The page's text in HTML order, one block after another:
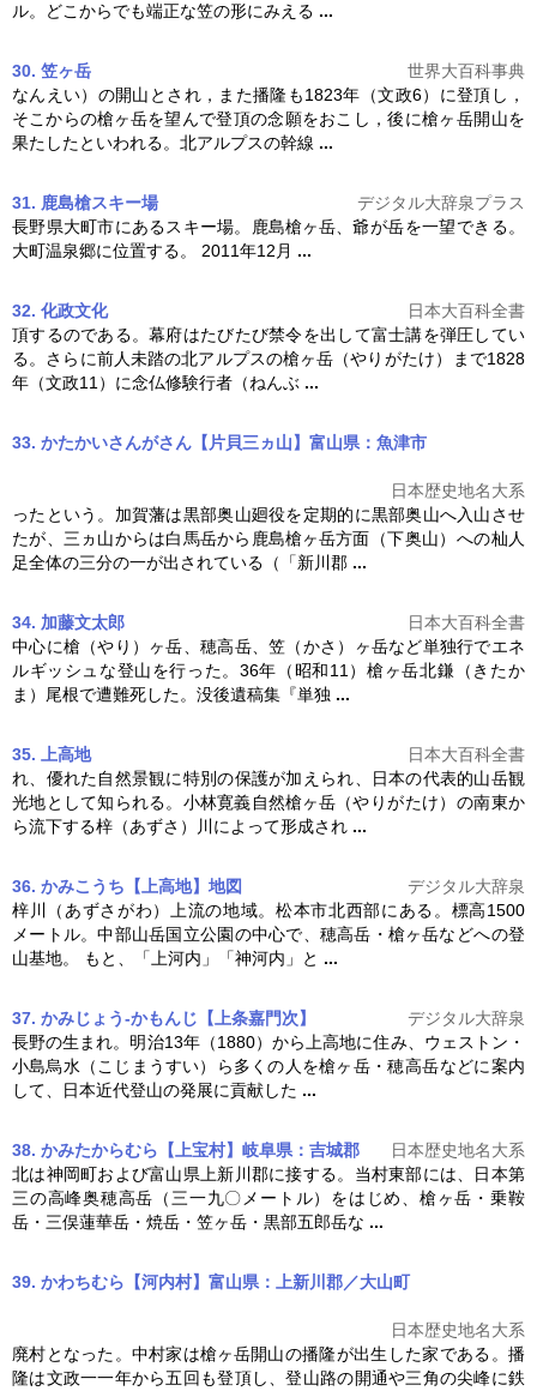
ル。どこからでも端正な笠の形にみえる ...
30. 笠ヶ岳
世界大百科事典
なんえい）の開山とされ，また播隆も1823年（文政6）に登頂し，
そこからの槍ヶ岳を望んで登頂の念願をおこし，後に槍ヶ岳開山を
果たしたといわれる。北アルプスの幹線 ...
31. 鹿島槍スキー場
デジタル大辞泉プラス
長野県大町市にあるスキー場。鹿島槍ヶ岳 、爺が岳を一望できる。
大町温泉郷に位置する。 2011年12月 ...
32. 化政文化
日本大百科全書
頂するのである。幕府はたびたび禁令を出して富士講を弾圧してい
る。さらに前人未踏の北アルプスの槍ヶ岳 （やりがたけ）まで1828
年（文政11）に念仏修験行者（ねんぶ ...
33. かたかいさんがさん【片貝三ヵ山】富山県：魚津市
日本歴史地名大系
ったという。加賀藩は黒部奥山廻役を定期的に黒部奥山へ入山させ
たが、三ヵ山からは白馬岳から鹿島槍ヶ岳方面（下奥山）への杣人
足全体の三分の一が出されている（「新川郡 ...
34. 加藤文太郎
日本大百科全書
中心に槍（やり）ヶ岳、穂高岳、笠（かさ）ヶ岳など単独行でエネ
ルギッシュな登山を行った。36年（昭和11） 槍ヶ岳北鎌（きたか
ま）尾根で遭難死した。没後遺稿集『単独 ...
35. 上高地
日本大百科全書
れ、優れた自然景観に特別の保護が加えられ、日本の代表的山岳観
光地として知られる。小林寛義自然槍ヶ岳 （やりがたけ）の南東か
ら流下する梓（あずさ）川によって形成され ...
36. かみこうち【上高地】 地図
デジタル大辞泉
梓川（あずさがわ）上流の地域。松本市北西部にある。標高1500
メートル。中部山岳国立公園の中心で、穂高岳・ 槍ヶ岳などへの登
山基地。 もと、「上河内」「神河内」と ...
37. かみじょう‐かもんじ【上条嘉門次】
デジタル大辞泉
長野の生まれ。明治13年（1880）から上高地に住み、ウェストン・
小島烏水（こじまうすい）ら多くの人を槍ヶ岳 ・穂高岳などに案内
して、日本近代登山の発展に貢献した ...
38. かみたからむら【上宝村】岐阜県：吉城郡
日本歴史地名大系
北は神岡町および富山県上新川郡に接する。当村東部には、日本第
三の高峰奥穂高岳（三一九〇メートル）をはじめ、 槍ヶ岳 ・乗鞍
岳・三俣蓮華岳・焼岳・笠ヶ岳・黒部五郎岳な ...
39. かわちむら【河内村】富山県：上新川郡／大山町
日本歴史地名大系
廃村となった。中村家は槍ヶ岳開山の播隆が出生した家である。播
隆は文政一一年から五回も登頂し、登山路の開通や三角の尖峰に鉄